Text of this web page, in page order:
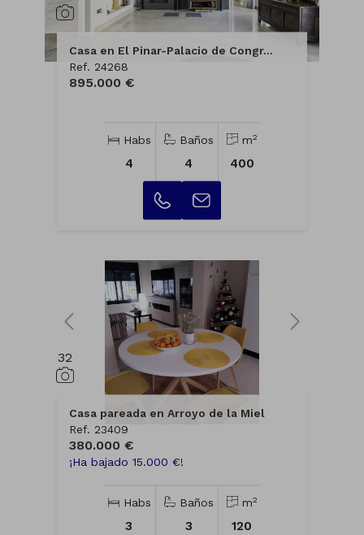
Casa en El Pinar-Palacio de Congr...
Ref. 24268
895.000 €
Habs
4
Baños
4
m2
400
32
Casa pareada en Arroyo de la Miel
Ref. 23409
380.000 €
¡Ha bajado 15.000 €!
Habs
3
Baños
3
m2
120